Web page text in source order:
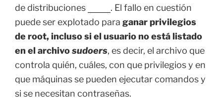
de distribuciones
. El fallo en cuestión
puede ser explotado para ganar privilegios
de root, incluso si el usuario no está listado
en el archivosudoers, es decir, el archivo que
controla quién, cuáles, con que privilegios y en
que máquinas se pueden ejecutar comandos y
si se necesitan contraseñas.